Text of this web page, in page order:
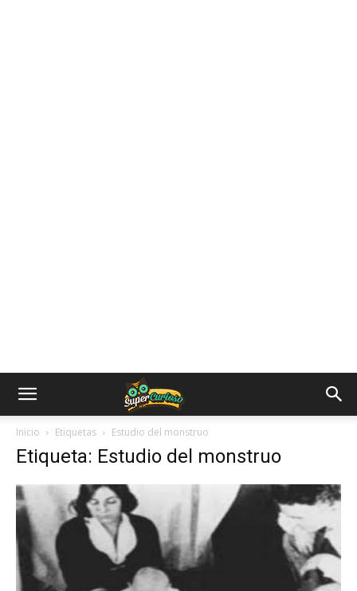
Inicio Etiquetas Estudio del monstruo
Etiqueta: Estudio del monstruo